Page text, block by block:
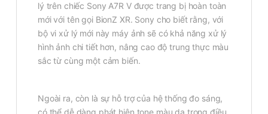
lý trên chiếc Sony A7R V được trang bị hoàn toàn
mới với tên gọi BionZ XR. Sony cho biết rằng, với
bộ vi xử lý mới này máy ảnh sẽ có khả năng xử lý
hình ảnh chi tiết hơn, nâng cao độ trung thực màu
sắc từ cùng một cảm biến.
Ngoài ra, còn là sự hỗ trợ của hệ thống đo sáng,
có thể dễ dàng phát hiện tone màu da trong điều